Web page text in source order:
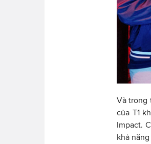
Và trong
của T1
Impact.
khả